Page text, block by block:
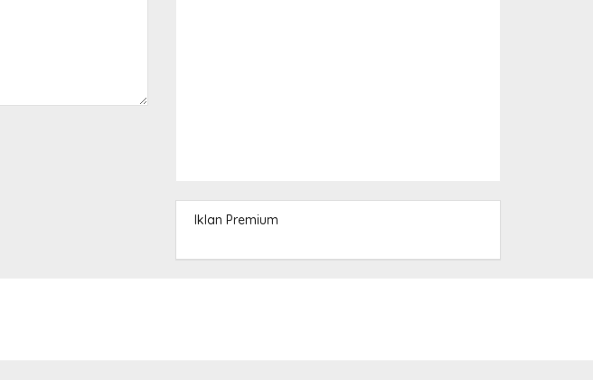
Iklan Premium